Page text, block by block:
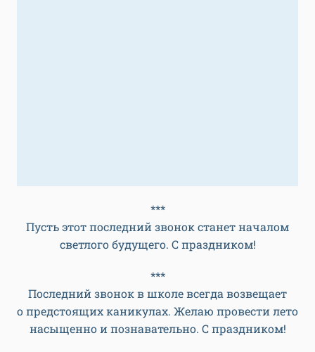
***
Пусть этот последний звонок станет началом
светлого будущего. С праздником!
***
Последний звонок в школе всегда возвещает
о предстоящих каникулах. Желаю провести лето
насыщенно и познавательно. С праздником!